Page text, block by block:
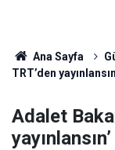
Ana Sayfa
TRT’den
Adalet